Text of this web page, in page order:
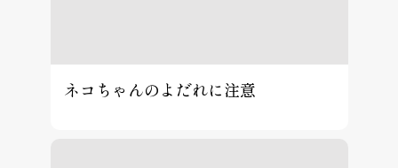
ネコちゃんのよだれに注意